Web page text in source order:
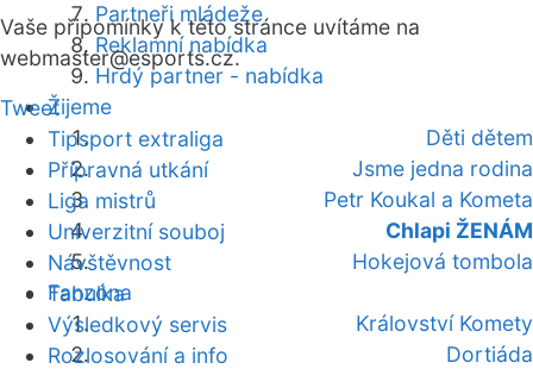
Partneři mládeže
Reklamní nabídka
Hrdý partner - nabídka
Žijeme
Děti dětem
Jsme jedna rodina
Petr Koukal a Kometa
Chlapi ŽENÁM
Hokejová tombola
Fanzóna
Království Komety
Dortiáda
Vaše připomínky k této stránce uvítáme na
webmaster@esports.cz.
Tweet
Tipsport extraliga
Přípravná utkání
Liga mistrů
Univerzitní souboj
Návštěvnost
Tabulka
Výsledkový servis
Rozlosování a info